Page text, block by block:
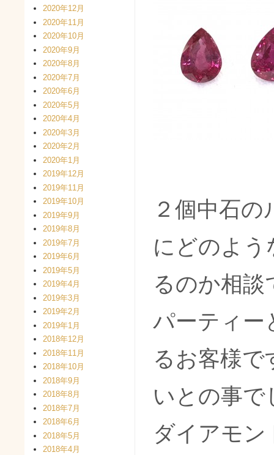
２個中石
にどのよ
るのか相談
パーティー
るお客様で
いとの事で
ダイアモン
2020年12月
2020年11月
2020年10月
2020年9月
2020年8月
2020年7月
2020年6月
2020年5月
2020年4月
2020年3月
2020年2月
2020年1月
2019年12月
2019年11月
2019年10月
2019年9月
2019年8月
2019年7月
2019年6月
2019年5月
2019年4月
2019年3月
2019年2月
2019年1月
2018年12月
2018年11月
2018年10月
2018年9月
2018年8月
2018年7月
2018年6月
2018年5月
2018年4月